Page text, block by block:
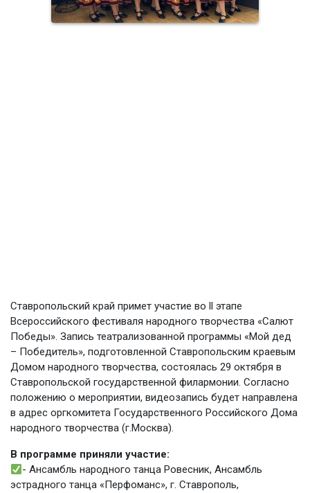
Ставропольский край примет участие во ll этапе
Всероссийского фестиваля народного творчества «Салют
Победы». Запись театрализованной программы «Мой дед
– Победитель», подготовленной Ставропольским краевым
Домом народного творчества, состоялась 29 октября в
Ставропольской государственной филармонии. Согласно
положению о мероприятии, видеозапись будет направлена
в адрес оргкомитета Государственного Российского Дома
народного творчества (г.Москва).
В программе приняли участие:
- Ансамбль народного танца Ровесник, Ансамбль
эстрадного танца «Перфоманс», г. Ставрополь,